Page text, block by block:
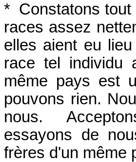
* Constatons tout
races assez
elles aient eu
race tel individu
même pays est
pouvons rien.
nous.
essayons de
frères d'un même